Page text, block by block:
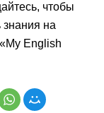
чтобы
на
English